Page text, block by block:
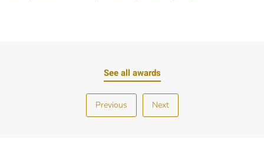
See all awards
Previous Next